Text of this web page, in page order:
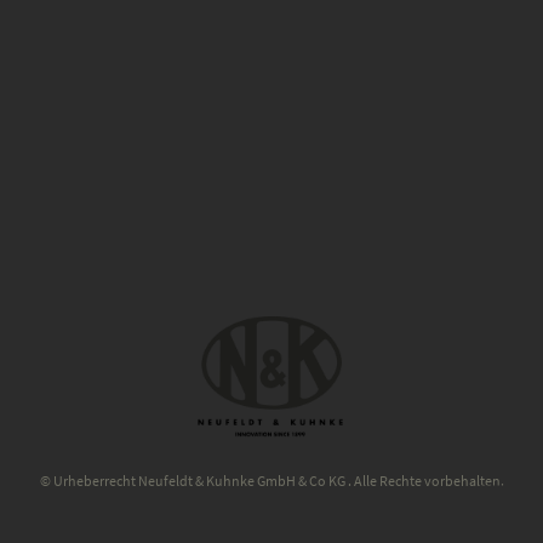
© Urheberrecht Neufeldt & Kuhnke GmbH & Co KG . Alle Rechte vorbehalten.